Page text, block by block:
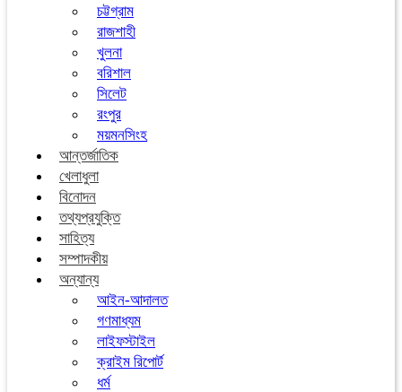
চট্টগ্রাম
রাজশাহী
খুলনা
বরিশাল
সিলেট
রংপুর
ময়মনসিংহ
আন্তর্জাতিক
খেলাধুলা
বিনোদন
তথ্যপ্রযুক্তি
সাহিত্য
সম্পাদকীয়
অন্যান্য
আইন-আদালত
গণমাধ্যম
লাইফস্টাইল
ক্রাইম রিপোর্ট
ধর্ম